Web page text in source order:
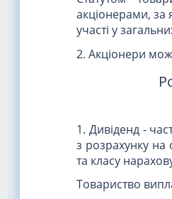
акціонерами, за
участі у
2. Акціонери
1. Дивіденд -
з розрахунку на
та класу
Товариство